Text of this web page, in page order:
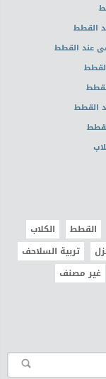
القطط
عند القطط
القطط
القطط
الكلاب
تربية السلاحف
غير مصنف